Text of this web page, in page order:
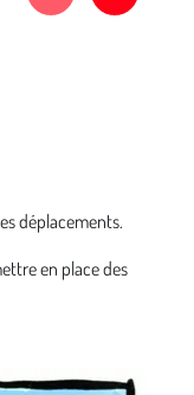
déplacements.
en place des